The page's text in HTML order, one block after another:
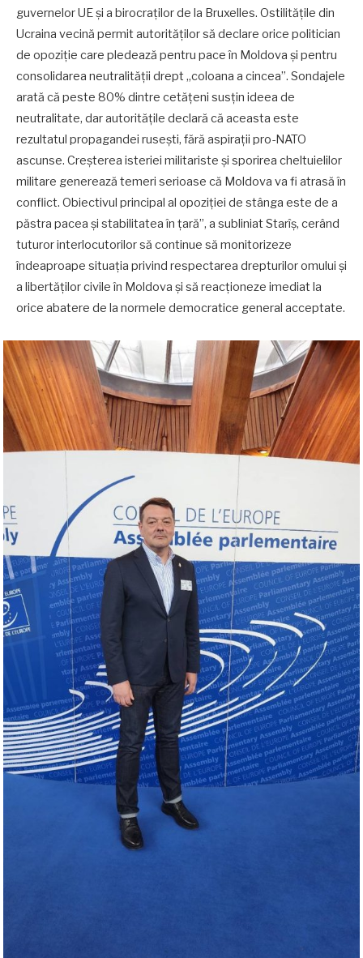
guvernelor UE și a birocraților de la Bruxelles. Ostilitățile din
Ucraina vecină permit autorităților să declare orice politician
de opoziție care pledează pentru pace în Moldova și pentru
consolidarea neutralității drept „coloana a cincea”. Sondajele
arată că peste 80% dintre cetățeni susțin ideea de
neutralitate, dar autoritățile declară că aceasta este
rezultatul propagandei rusești, fără aspirații pro-NATO
ascunse. Creșterea isteriei militariste și sporirea cheltuielilor
militare generează temeri serioase că Moldova va fi atrasă în
conflict. Obiectivul principal al opoziției de stânga este de a
păstra pacea și stabilitatea în țară”, a subliniat Starîș, cerând
tuturor interlocutorilor să continue să monitorizeze
îndeaproape situația privind respectarea drepturilor omului și
a libertăților civile în Moldova și să reacționeze imediat la
orice abatere de la normele democratice general acceptate.